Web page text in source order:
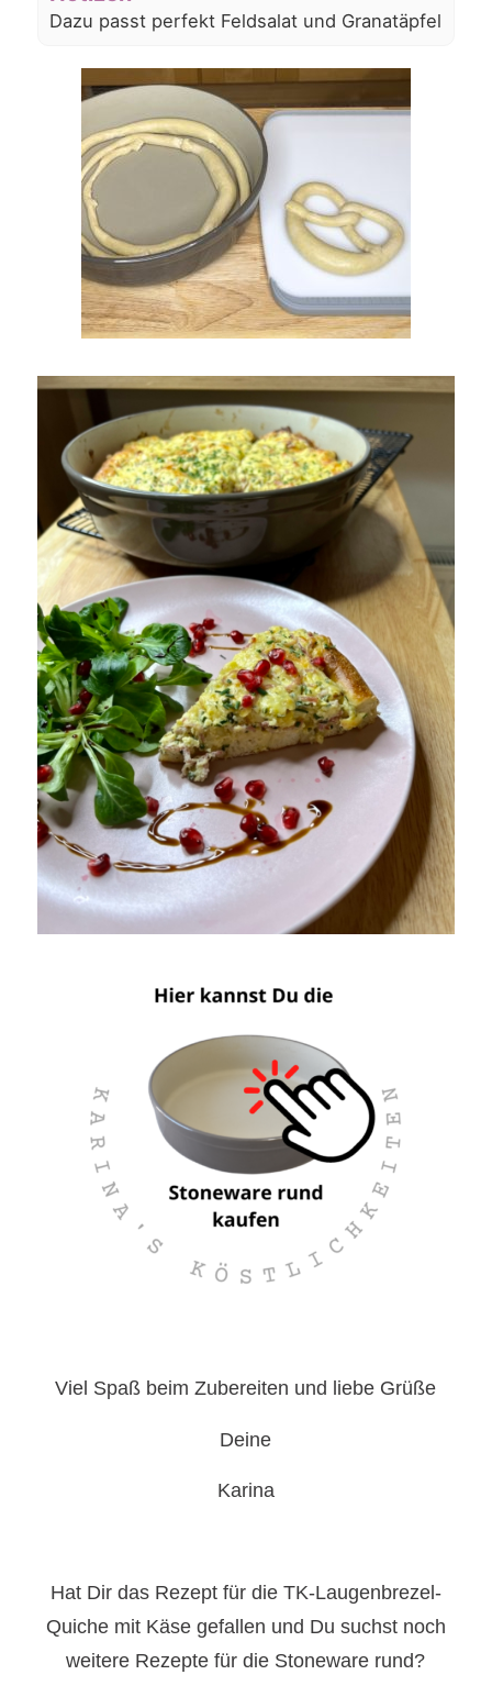
Dazu passt perfekt Feldsalat und Granatäpfel
Viel Spaß beim Zubereiten und liebe Grüße
Deine
Karina
Hat Dir das Rezept für die TK-Laugenbrezel-
Quiche mit Käse gefallen und Du suchst noch
weitere Rezepte für die Stoneware rund?